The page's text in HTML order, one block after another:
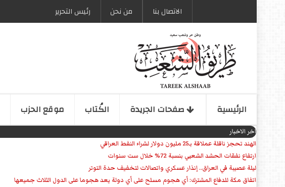
الاتصال بنا من نحن رئیس التحریر
الرئیسیة صفحات الجریدة الكُتاب موقع الحزب
اخر الاخبار
الهند تحجز ناقلة عملاقة بـ25 مليون دولار لشراء النفط العراقي
ارتفاع نفقات الحشد الشعبي بنسبة 72% خلال ست سنوات
ليلة عصيبة في العراق.. إنذار عسكري واتصالات لتخفيف حدة التوتر
‏اتفاق مكة للدفاع المشترك: أي هجوم مسلح على أي دولة يعد هجوما على الدول الثلاث جميعها